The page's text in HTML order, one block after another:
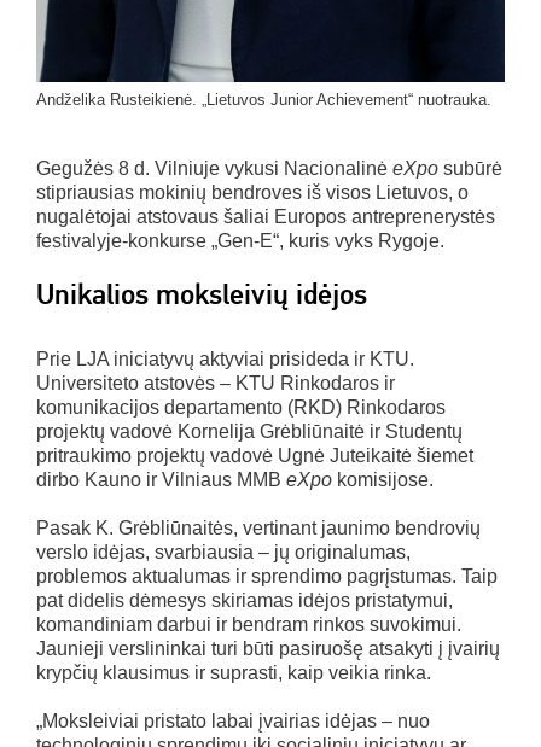
Andželika Rusteikienė. „Lietuvos Junior Achievement“ nuotrauka.
Gegužės 8 d. Vilniuje vykusi Nacionalinė eXpo subūrė
stipriausias mokinių bendroves iš visos Lietuvos, o
nugalėtojai atstovaus šaliai Europos antreprenerystės
festivalyje-konkurse „Gen-E“, kuris vyks Rygoje.
Unikalios moksleivių idėjos
Prie LJA iniciatyvų aktyviai prisideda ir KTU.
Universiteto atstovės – KTU Rinkodaros ir
komunikacijos departamento (RKD) Rinkodaros
projektų vadovė Kornelija Grėbliūnaitė ir Studentų
pritraukimo projektų vadovė Ugnė Juteikaitė šiemet
dirbo Kauno ir Vilniaus MMB eXpo komisijose.
Pasak K. Grėbliūnaitės, vertinant jaunimo bendrovių
verslo idėjas, svarbiausia – jų originalumas,
problemos aktualumas ir sprendimo pagrįstumas. Taip
pat didelis dėmesys skiriamas idėjos pristatymui,
komandiniam darbui ir bendram rinkos suvokimui.
Jaunieji verslininkai turi būti pasiruošę atsakyti į įvairių
krypčių klausimus ir suprasti, kaip veikia rinka.
„Moksleiviai pristato labai įvairias idėjas – nuo